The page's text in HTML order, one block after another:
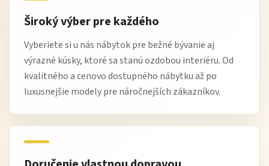
Široký výber pre každého
Vyberiete si u nás nábytok pre bežné bývanie aj
výrazné kúsky, ktoré sa stanú ozdobou interiéru. Od
kvalitného a cenovo dostupného nábytku až po
luxusnejšie modely pre náročnejších zákazníkov.